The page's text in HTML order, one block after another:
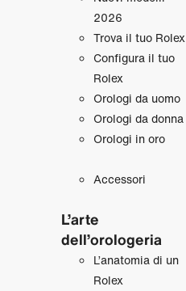
2026
Trova il tuo Rolex
Configura il tuo
Rolex
Orologi da uomo
Orologi da donna
Orologi in oro
Accessori
L’arte
dell’orologeria
L’anatomia di un
Rolex